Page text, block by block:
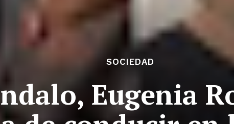
SOCIEDAD
Eugenia